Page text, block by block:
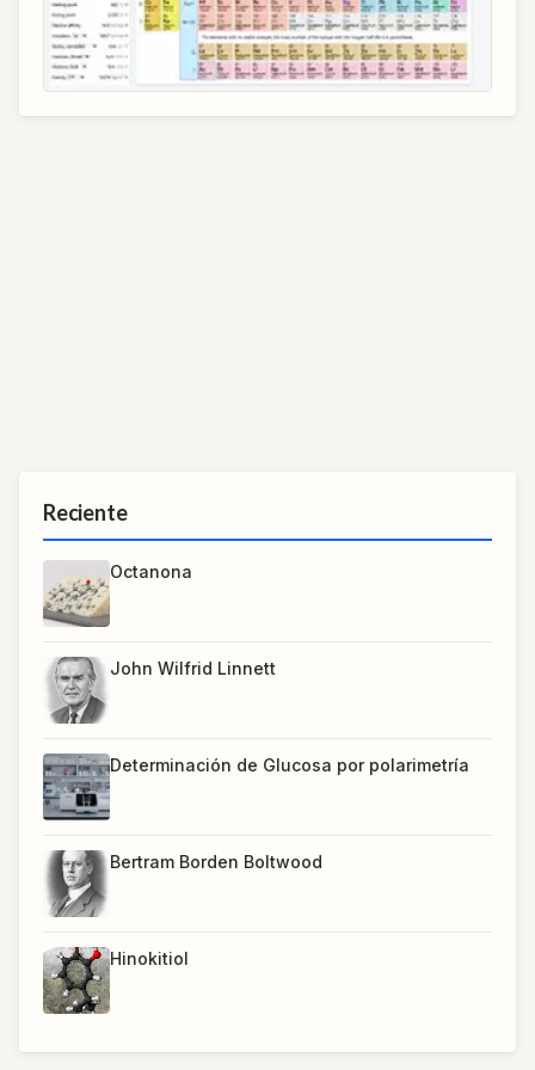
Reciente
Octanona
John Wilfrid Linnett
Determinación de Glucosa por polarimetría
Bertram Borden Boltwood
Hinokitiol